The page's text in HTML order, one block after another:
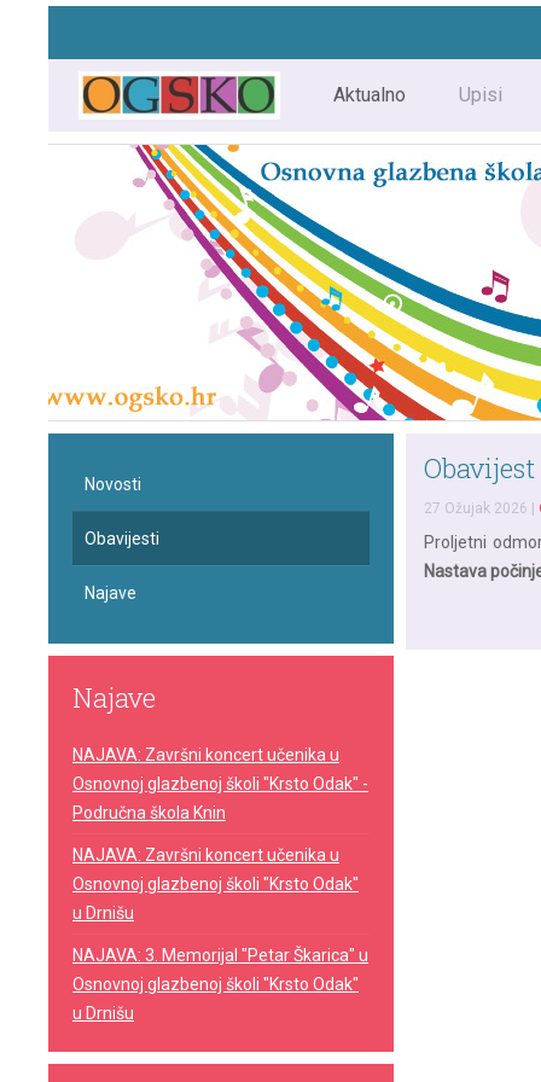
Aktualno Upisi
27 Ožujak 2026
Proljetni
Nastava
Novosti
Obavijesti
Najave
Najave
NAJAVA: Završni koncert učenika u
Osnovnoj glazbenoj školi "Krsto Odak" -
Područna škola Knin
NAJAVA: Završni koncert učenika u
Osnovnoj glazbenoj školi "Krsto Odak"
u Drnišu
NAJAVA: 3. Memorijal "Petar Škarica" u
Osnovnoj glazbenoj školi "Krsto Odak"
u Drnišu